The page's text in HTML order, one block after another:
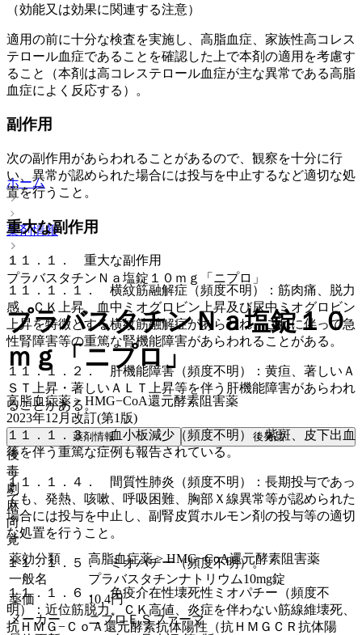
（効能又は効果に関連する注意）
適用の前に十分な検査を実施し、高脂血症、家族性高コレス
テロール血症であることを確認した上で本剤の適用を考慮す
ること（本剤は高コレステロール血症が主な異常である高脂
血症によく反応する）。
副作用
次の副作用があらわれることがあるので、観察を十分に行
い、異常が認められた場合には投与を中止するなど適切な処
置を行うこと。
重大な副作用
１１．１． 重大な副作用
１１．１．１． 横紋筋融解症（頻度不明）：筋肉痛、脱力
感、ＣＫ上昇、血中ミオグロビン上昇及び尿中ミオグロビン
上昇を特徴とする横紋筋融解症があらわれ、これに伴って急
性腎障害等の重篤な腎機能障害があらわれることがある。
１１．１．２． 肝機能障害（頻度不明）：黄疸、著しいＡ
ＳＴ上昇・著しいＡＬＴ上昇等を伴う肝機能障害があらわれ
ることがある。
１１．１．３． 血小板減少（頻度不明）：紫斑、皮下出血
等を伴う重篤な症例も報告されている。
１１．１．４． 間質性肺炎（頻度不明）：長期投与であっ
ても、発熱、咳嗽、呼吸困難、胸部Ｘ線異常等が認められた
場合には投与を中止し、副腎皮質ホルモン剤の投与等の適切
な処置を行うこと。
１１．１．５． ミオパチー（頻度不明）。
１１．１．６． 免疫介在性壊死性ミオパチー（頻度不
明）：近位筋脱力、ＣＫ高値、炎症を伴わない筋線維壊死、
抗ＨＭＧ−ＣｏＡ還元酵素抗体陽性（抗ＨＭＧＣＲ抗体陽
ホーム
薬剤情報
プラバスタチンＮａ塩錠１０ｍｇ「ニプロ」
プラバスタチンＮａ塩錠１０
ｍｇ「ニプロ」
高脂血症薬 > HMG−CoA還元酵素阻害薬
2023年12月改訂(第1版)
薬剤情報 後発品
後
毒
劇
麻
向
覚
薬効分類
高脂血症薬 > HMG−CoA還元酵素阻害薬
一般名
プラバスタチンナトリウム10mg錠
薬価
10.4円
メーカー
ニプロＥＳファーマ